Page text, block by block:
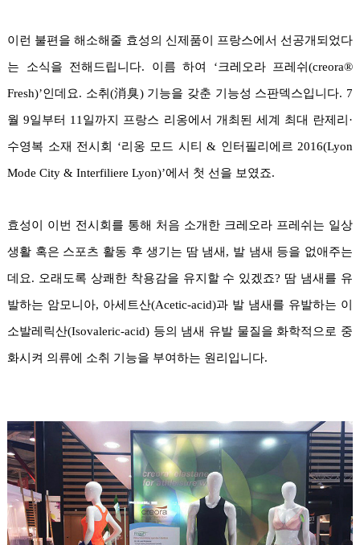
이런 불편을 해소해줄 효성의 신제품이 프랑스에서 선공개되었다
는 소식을 전해드립니다. 이름 하여 ‘크레오라 프레쉬(creora®
Fresh)’인데요. 소취(消臭) 기능을 갖춘 기능성 스판덱스입니다. 7
월 9일부터 11일까지 프랑스 리옹에서 개최된 세계 최대 란제리·
수영복 소재 전시회 ‘리옹 모드 시티 & 인터필리에르 2016(Lyon
Mode City & Interfiliere Lyon)’에서 첫 선을 보였죠.
효성이 이번 전시회를 통해 처음 소개한 크레오라 프레쉬는 일상
생활 혹은 스포츠 활동 후 생기는 땀 냄새, 발 냄새 등을 없애주는
데요. 오래도록 상쾌한 착용감을 유지할 수 있겠죠? 땀 냄새를 유
발하는 암모니아, 아세트산(Acetic-acid)과 발 냄새를 유발하는 이
소발레릭산(Isovaleric-acid) 등의 냄새 유발 물질을 화학적으로 중
화시켜 의류에 소취 기능을 부여하는 원리입니다.